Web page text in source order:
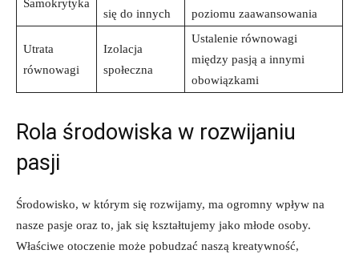
Samokrytyka
się do innych
poziomu zaawansowania
Utrata
równowagi
Izolacja
społeczna
Ustalenie równowagi‍
między⁣ pasją a innymi
obowiązkami
Rola środowiska w rozwijaniu
pasji
Środowisko, w ‍którym się rozwijamy, ma ogromny ‍wpływ na‌
nasze pasje oraz to, jak się kształtujemy jako młode osoby.
Właściwe otoczenie może pobudzać naszą⁢ kreatywność,